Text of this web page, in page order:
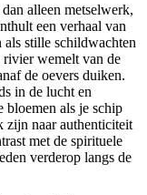
alleen metselwerk,
een verhaal van
als stille schildwachten
wemelt van de
de oevers duiken.
in de lucht en
bloemen als je schip
naar authenticiteit
met de spirituele
verderop langs de